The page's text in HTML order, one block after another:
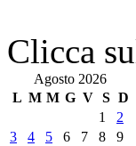
Clicca
Agosto 2026
L M M G V S D
1
2
3
4 5 6 7 8
9